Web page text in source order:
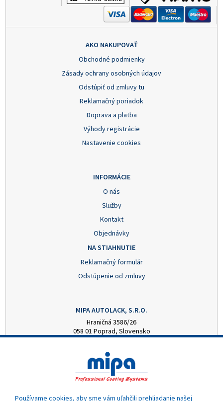
AKO NAKUPOVAŤ
Obchodné podmienky
Zásady ochrany osobných údajov
Odstúpiť od zmluvy tu
Reklamačný poriadok
Doprava a platba
Výhody registrácie
Nastavenie cookies
INFORMÁCIE
O nás
Služby
Kontakt
Objednávky
NA STIAHNUTIE
Reklamačný formulár
Odstúpenie od zmluvy
MIPA AUTOLACK, S.R.O.
Hraničná 3586/26
058 01 Poprad, Slovensko
mipa@autolack.sk
OTVÁRACIE HODINY
Pondelok - Piatok: 8:00 - 16:00 hod.
Používame cookies, aby sme vám uľahčili prehliadanie našej